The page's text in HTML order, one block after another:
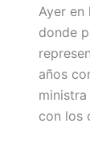
Ayer
donde
años
con los